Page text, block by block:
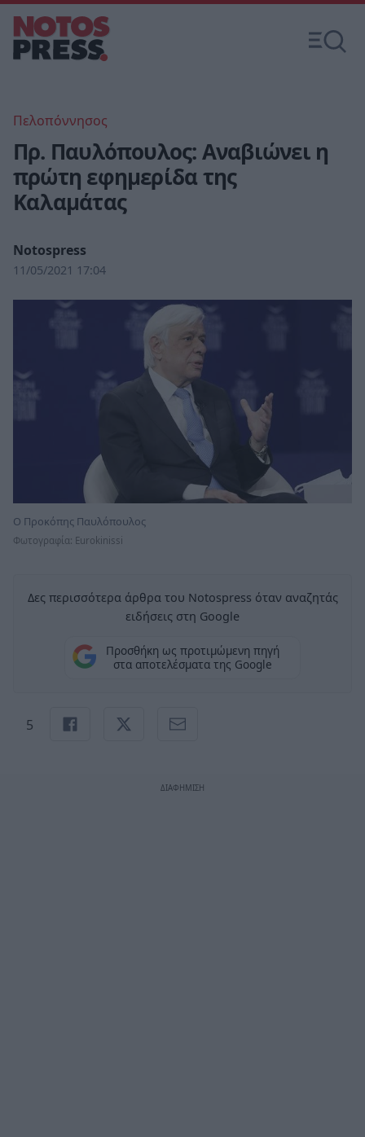
Πελοπόννησος
Πρ. Παυλόπουλος: Αναβιώνει η
πρώτη εφημερίδα της
Καλαμάτας
Notospress
11/05/2021 17:04
O Προκόπης Παυλόπουλος
Φωτογραφία: Eurokinissi
Δες περισσότερα άρθρα του Notospress όταν αναζητάς
ειδήσεις στη Google
Προσθήκη ως προτιμώμενη πηγή
στα αποτελέσματα της Google
5